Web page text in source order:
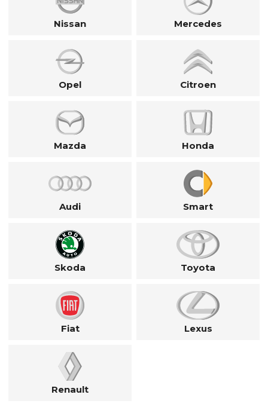
Nissan Mercedes
Opel Citroen
Mazda Honda
Audi Smart
Skoda Toyota
Fiat Lexus
Renault